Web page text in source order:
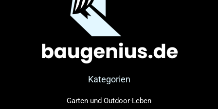
Kategorien
Garten und Outdoor-Leben